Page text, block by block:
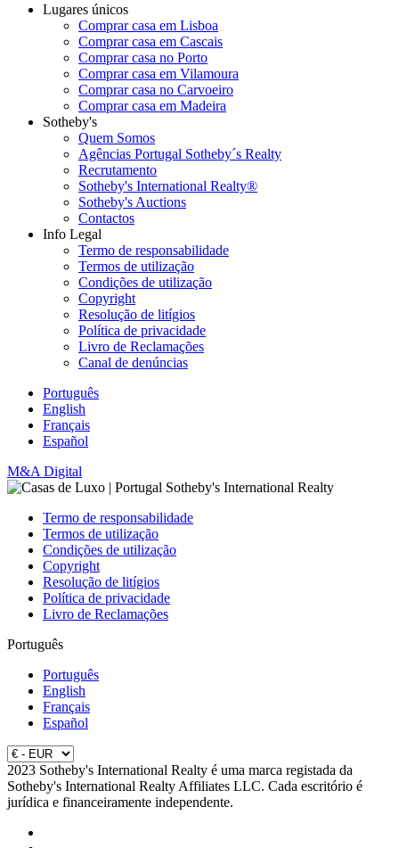
Lugares únicos
Comprar casa em Lisboa
Comprar casa em Cascais
Comprar casa no Porto
Comprar casa em Vilamoura
Comprar casa no Carvoeiro
Comprar casa em Madeira
Sotheby's
Quem Somos
Agências Portugal Sotheby´s Realty
Recrutamento
Sotheby's International Realty®
Sotheby's Auctions
Contactos
Info Legal
Termo de responsabilidade
Termos de utilização
Condições de utilização
Copyright
Resolução de litígios
Política de privacidade
Livro de Reclamações
Canal de denúncias
Português
English
Français
Español
M&A Digital
Termo de responsabilidade
Termos de utilização
Condições de utilização
Copyright
Resolução de litígios
Política de privacidade
Livro de Reclamações
Português
Português
English
Français
Español
2023 Sotheby's International Realty é uma marca registada da
Sotheby's International Realty Affiliates LLC. Cada escritório é
jurídica e financeiramente independente.